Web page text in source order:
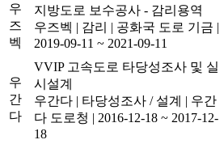
우
즈
벡
지방도로 보수공사 - 감리용역
우즈벡 | 감리 | 공화국 도로 기금 |
2019-09-11 ~ 2021-09-11
우
간
다
VVIP 고속도로 타당성조사 및 실
시설계
우간다 | 타당성조사 / 설계 | 우간
다 도로청 | 2016-12-18 ~ 2017-12-
18